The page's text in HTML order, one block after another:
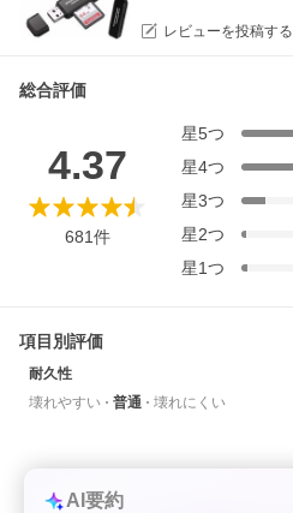
レビューを投稿する
総合評価
4.37
681件
星5つ
星4つ
星3つ
星2つ
星1つ
項目別評価
耐久性
壊れやすい
普通 壊れにくい
AI要約